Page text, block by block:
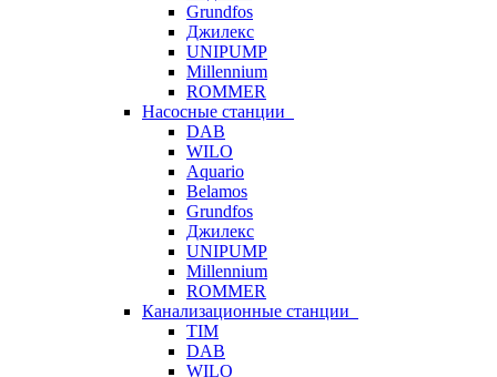
Grundfos
Джилекс
UNIPUMP
Millennium
ROMMER
Насосные станции
DAB
WILO
Aquario
Belamos
Grundfos
Джилекс
UNIPUMP
Millennium
ROMMER
Канализационные станции
TIM
DAB
WILO